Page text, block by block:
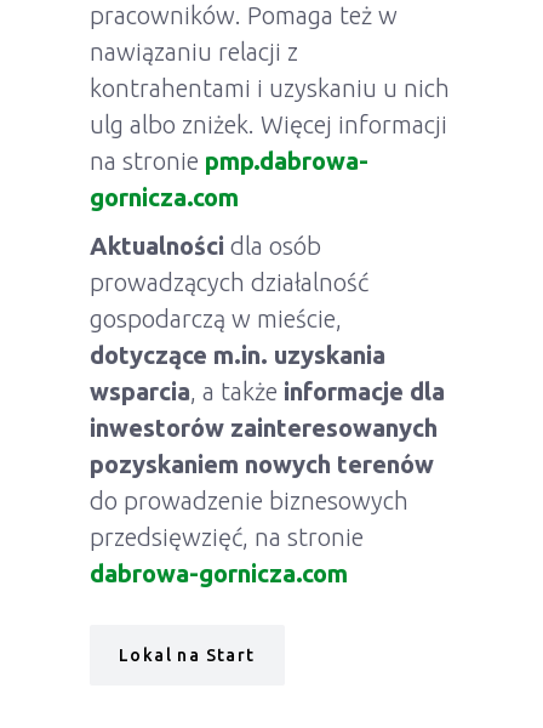
pracowników. Pomaga też w
nawiązaniu relacji z
kontrahentami i uzyskaniu u nich
ulg albo zniżek. Więcej informacji
na stronie pmp.dabrowa-
gornicza.com
Aktualności dla osób
prowadzących działalność
gospodarczą w mieście,
dotyczące m.in. uzyskania
wsparcia, a także informacje dla
inwestorów zainteresowanych
pozyskaniem nowych terenów
do prowadzenie biznesowych
przedsięwzięć, na stronie
dabrowa-gornicza.com
Lokal na Start